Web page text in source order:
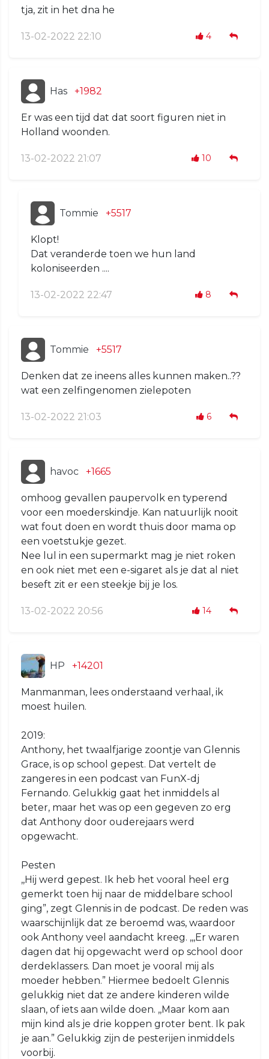
tja, zit in het dna he
13-02-2022 22:10 4
Has +1982
Er was een tijd dat dat soort figuren niet in
Holland woonden.
13-02-2022 21:07 10
Tommie +5517
Klopt!
Dat veranderde toen we hun land
koloniseerden ....
13-02-2022 22:47 8
Tommie +5517
Denken dat ze ineens alles kunnen maken..??
wat een zelfingenomen zielepoten
13-02-2022 21:03 6
havoc +1665
omhoog gevallen paupervolk en typerend
voor een moederskindje. Kan natuurlijk nooit
wat fout doen en wordt thuis door mama op
een voetstukje gezet.
Nee lul in een supermarkt mag je niet roken
en ook niet met een e-sigaret als je dat al niet
beseft zit er een steekje bij je los.
13-02-2022 20:56 14
HP +14201
Manmanman, lees onderstaand verhaal, ik
moest huilen.
2019:
Anthony, het twaalfjarige zoontje van Glennis
Grace, is op school gepest. Dat vertelt de
zangeres in een podcast van FunX-dj
Fernando. Gelukkig gaat het inmiddels al
beter, maar het was op een gegeven zo erg
dat Anthony door ouderejaars werd
opgewacht.
Pesten
,,Hij werd gepest. Ik heb het vooral heel erg
gemerkt toen hij naar de middelbare school
ging”, zegt Glennis in de podcast. De reden was
waarschijnlijk dat ze beroemd was, waardoor
ook Anthony veel aandacht kreeg. ,,,Er waren
dagen dat hij opgewacht werd op school door
derdeklassers. Dan moet je vooral mij als
moeder hebben.” Hiermee bedoelt Glennis
gelukkig niet dat ze andere kinderen wilde
slaan, of iets aan wilde doen. ,,Maar kom aan
mijn kind als je drie koppen groter bent. Ik pak
je aan.” Gelukkig zijn de pesterijen inmiddels
voorbij.